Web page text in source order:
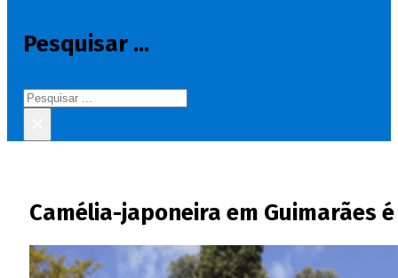
Pesquisar ...
Pesquisar
Camélia-japoneira em Guimarães